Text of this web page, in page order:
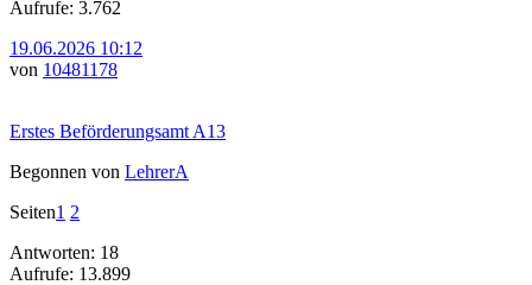
Aufrufe: 3.762
19.06.2026 10:12
von 10481178
Erstes Beförderungsamt A13
Begonnen von LehrerA
Seiten1 2
Antworten: 18
Aufrufe: 13.899